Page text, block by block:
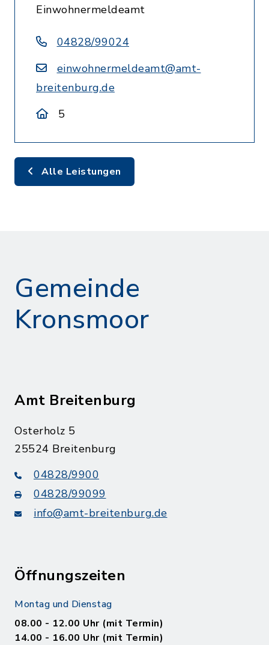
Einwohnermeldeamt
04828/99024
einwohnermeldeamt@amt-
breitenburg.de
5
Alle Leistungen
Gemeinde
Kronsmoor
Amt Breitenburg
Osterholz 5
25524 Breitenburg
04828/9900
04828/99099
info@amt-breitenburg.de
Öffnungszeiten
Montag und Dienstag
08.00 - 12.00 Uhr (mit Termin)
14.00 - 16.00 Uhr (mit Termin)